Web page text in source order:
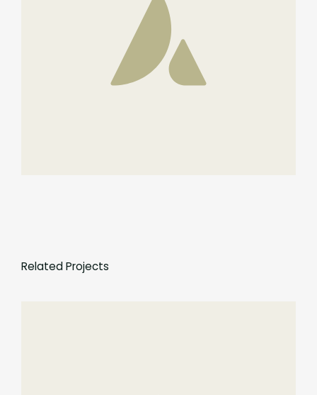
Related Projects